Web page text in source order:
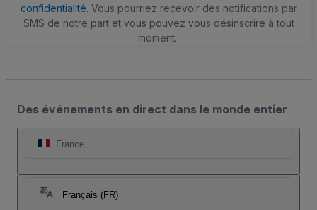
confidentialité. Vous pourriez recevoir des notifications par
SMS de notre part et vous pouvez vous désinscrire à tout
moment.
Des événements en direct dans le monde entier
France
Français (FR)